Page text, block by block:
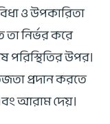
ও উপকারিতা
নির্ভর করে
পরিস্থিতির উপর।
প্রদান করতে
আরাম দেয়।